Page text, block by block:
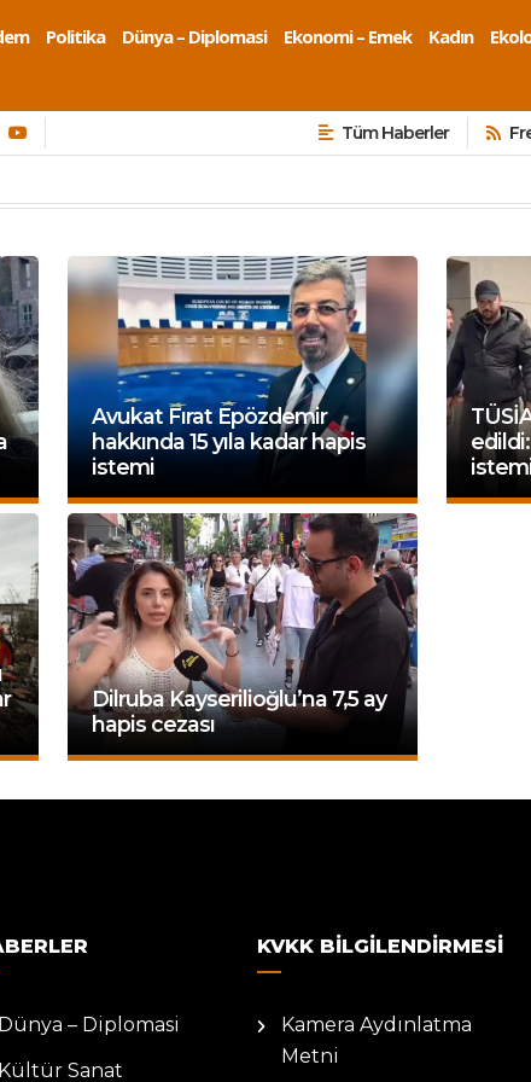
Politika Dünya – Diplomasi Ekonomi – Emek Kadın
Tüm Haberler
Avukat Fırat Epözdemir
hakkında 15 yıla kadar hapis
istemi
Dilruba Kayserilioğlu’na 7,5 ay
hapis cezası
Dünya – Diplomasi
Kültür Sanat
KVKK BILGILENDIRMESI
Kamera Aydınlatma
Metni